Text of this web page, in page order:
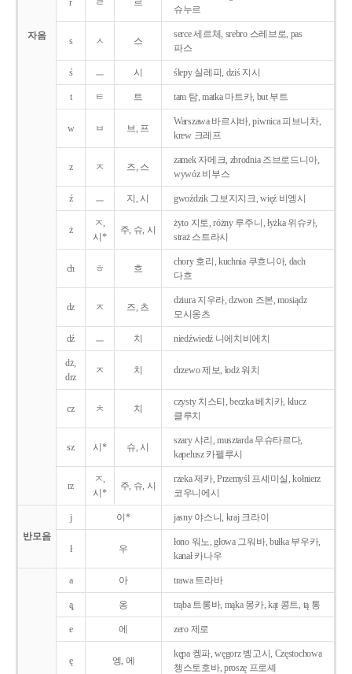
자음
r ㄹ 르
슈누르
s ㅅ 스
serce 세르체, srebro 스레브로, pas
파스
ś ㅡ 시 ślepy 실레피, dziś 지시
t ㅌ 트 tam 탐, matka 마트카, but 부트
w ㅂ 브, 프
Warszawa 바르샤바, piwnica 피브니차,
krew 크레프
z ㅈ 즈, 스
zamek 자메크, zbrodnia 즈브로드니아,
wywóz 비부스
ź ㅡ 지, 시 gwoździk 그보지지크, więź 비엥시
ż
ㅈ,
시*
주, 슈, 시
żyto 지토, różny 루주니, łyżka 위슈카,
straż 스트라시
ch ㅎ 흐
chory 호리, kuchnia 쿠흐니아, dach
다흐
dz ㅈ 즈, 츠
dziura 지우라, dzwon 즈본, mosiądz
모시옹츠
dź ㅡ 치 niedźwiedź 니에치비에치
dż,
drz
ㅈ 치 drzewo 제보, łodż 워치
cz ㅊ 치
czysty 치스티, beczka 베치카, klucz
클루치
sz 시* 슈, 시
szary 샤리, musztarda 무슈타르다,
kapelusz 카펠루시
rz
ㅈ,
시*
주, 슈, 시
rzeka 제카, Przemyśl 프셰미실, kołnierz
코우니에시
반모음
j 이* jasny 야스니, kraj 크라이
ł 우
łono 워노, głowa 그워바, bułka 부우카,
kanał 카나우
a 아 trawa 트라바
ą̨ 옹 trąba 트롱바, mąka 몽카, kąt 콩트, tą 통
e 에 zero 제로
ę 엥, 에
kępa 켕파, węgorz 벵고시, Częstochowa
쳉스토호바, proszę 프로셰